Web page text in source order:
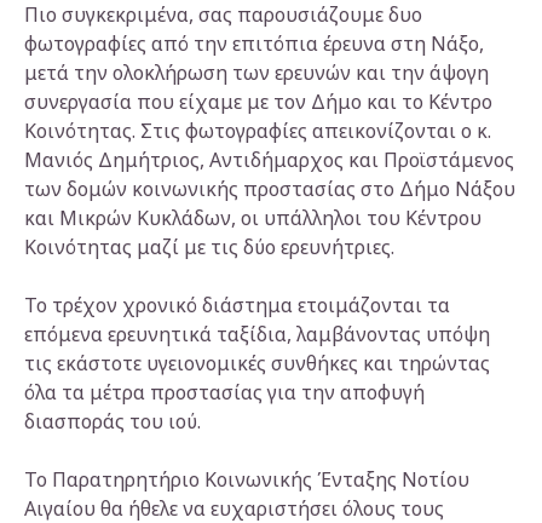
Πιο συγκεκριμένα, σας παρουσιάζουμε δυο
φωτογραφίες από την επιτόπια έρευνα στη Νάξο,
μετά την ολοκλήρωση των ερευνών και την άψογη
συνεργασία που είχαμε με τον Δήμο και το Κέντρο
Κοινότητας. Στις φωτογραφίες απεικονίζονται ο κ.
Μανιός Δημήτριος, Αντιδήμαρχος και Προϊστάμενος
των δομών κοινωνικής προστασίας στο Δήμο Νάξου
και Μικρών Κυκλάδων, οι υπάλληλοι του Κέντρου
Κοινότητας μαζί με τις δύο ερευνήτριες.
Το τρέχον χρονικό διάστημα ετοιμάζονται τα
επόμενα ερευνητικά ταξίδια, λαμβάνοντας υπόψη
τις εκάστοτε υγειονομικές συνθήκες και τηρώντας
όλα τα μέτρα προστασίας για την αποφυγή
διασποράς του ιού.
Το Παρατηρητήριο Κοινωνικής Ένταξης Νοτίου
Αιγαίου θα ήθελε να ευχαριστήσει όλους τους